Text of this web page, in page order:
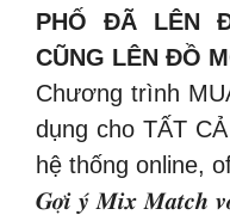
PHỐ ĐÃ LÊN
CŨNG LÊN ĐỒ
Chương trình
dụng cho TẤT
hệ thống online,
𝑮𝒐̛̣𝒊 𝒚́ 𝑴𝒊𝒙 𝑴𝒂𝒕𝒄𝒉